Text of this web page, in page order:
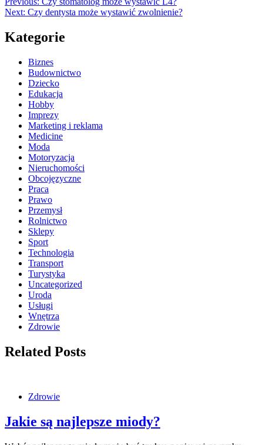
Next: Czy dentysta może wystawić zwolnienie?
Kategorie
Biznes
Budownictwo
Dziecko
Edukacja
Hobby
Imprezy
Marketing i reklama
Medicine
Moda
Motoryzacja
Nieruchomości
Obcojęzyczne
Praca
Prawo
Przemysł
Rolnictwo
Sklepy
Sport
Technologia
Transport
Turystyka
Uncategorized
Uroda
Usługi
Wnętrza
Zdrowie
Related Posts
Zdrowie
Jakie są najlepsze miody?